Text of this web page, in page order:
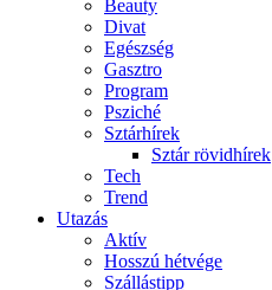
Beauty
Divat
Egészség
Gasztro
Program
Psziché
Sztárhírek
Sztár rövidhírek
Tech
Trend
Utazás
Aktív
Hosszú hétvége
Szállástipp